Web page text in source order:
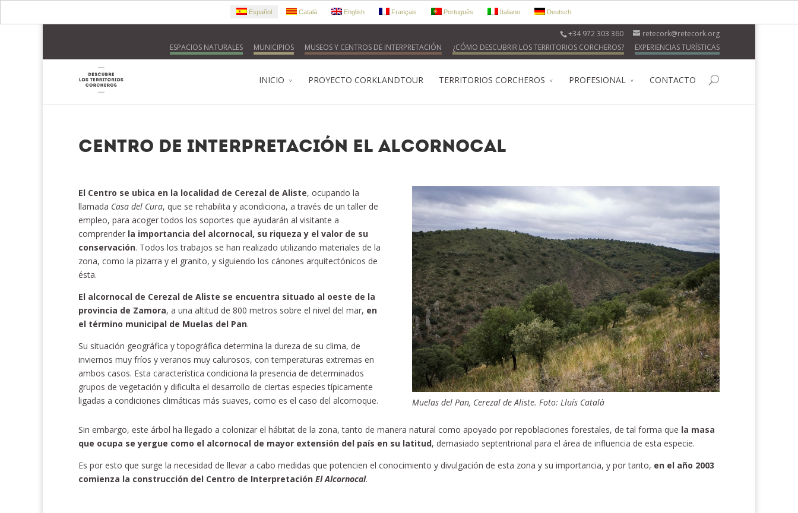
+34 972 303 360
retecork@retecork.org
ESPACIOS NATURALES
MUNICIPIOS MUSEOS Y CENTROS DE INTERPRETACIÓN ¿CÓMO DESCUBRIR LOS TERRITORIOS CORCHEROS? EXPERIENCIAS TURÍSTICAS
INICIO PROYECTO CORKLANDTOUR TERRITORIOS CORCHEROS PROFESIONAL CONTACTO
Centro de Interpretación El Alcornocal
El Centro se ubica en la localidad de Cerezal de Aliste, ocupando la
llamada Casa del Cura, que se rehabilita y acondiciona, a través de un taller de
empleo, para acoger todos los soportes que ayudarán al visitante a
comprender la importancia del alcornocal, su riqueza y el valor de su
conservación. Todos los trabajos se han realizado utilizando materiales de la
zona, como la pizarra y el granito, y siguiendo los cánones arquitectónicos de
ésta.
El alcornocal de Cerezal de Aliste se encuentra situado al oeste de la
provincia de Zamora, a una altitud de 800 metros sobre el nivel del mar, en
el término municipal de Muelas del Pan.
Su situación geográfica y topográfica determina la dureza de su clima, de
inviernos muy fríos y veranos muy calurosos, con temperaturas extremas en
ambos casos. Esta característica condiciona la presencia de determinados
grupos de vegetación y dificulta el desarrollo de ciertas especies típicamente
ligadas a condiciones climáticas más suaves, como es el caso del alcornoque.
Muelas del Pan, Cerezal de Aliste. Foto: Lluís Català
Sin embargo, este árbol ha llegado a colonizar el hábitat de la zona, tanto de manera natural como apoyado por repoblaciones forestales, de tal forma que la masa
que ocupa se yergue como el alcornocal de mayor extensión del país en su latitud, demasiado septentrional para el área de influencia de esta especie.
Es por esto que surge la necesidad de llevar a cabo medidas que potencien el conocimiento y divulgación de esta zona y su importancia, y por tanto, en el año 2003
comienza la construcción del Centro de Interpretación El Alcornocal.
Español Català English Français Português Italiano Deutsch